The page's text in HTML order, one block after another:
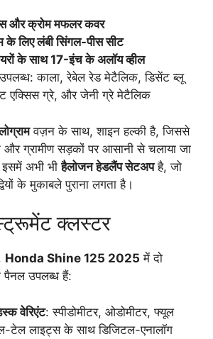
और क्रोम मफलर कवर
के लिए लंबी सिंगल-पीस सीट
के साथ 17-इंच के अलॉय व्हील
काला, रेबेल रेड मेटैलिक, डिसेंट ब्लू
एक्सिस ग्रे, और जेनी ग्रे मेटैलिक
वज़न के साथ, शाइन हल्की है, जिससे
ग्रामीण सड़कों पर आसानी से चलाया जा
इसमें अभी भीहैलोजन हेडलैंप सेटअपहै, जो
के मुकाबले पुराना लगता है।
क्लस्टर
Honda Shine 125 2025 में दो
उपलब्ध हैं:
वेरिएंट: स्पीडोमीटर, ओडोमीटर, फ्यूल
लाइट्स के साथ डिजिटल-एनालॉग